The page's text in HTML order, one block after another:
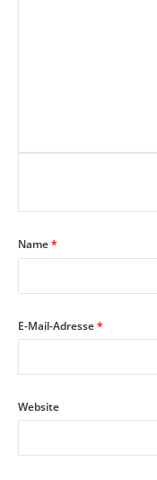
Name*
E-Mail-Adresse*
Website